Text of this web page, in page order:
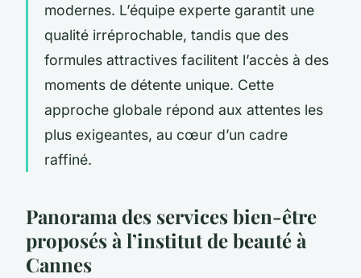
modernes. L’équipe experte garantit une
qualité irréprochable, tandis que des
formules attractives facilitent l’accès à des
moments de détente unique. Cette
approche globale répond aux attentes les
plus exigeantes, au cœur d’un cadre
raffiné.
Panorama des services bien-être
proposés à l’institut de beauté à
Cannes